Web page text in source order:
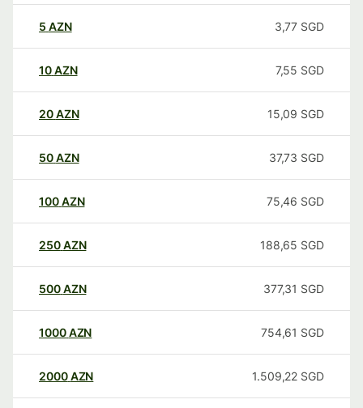
5 AZN 3,77 SGD
10AZN 7,55 SGD
20AZN 15,09 SGD
50AZN 37,73 SGD
100AZN 75,46 SGD
250AZN 188,65 SGD
500AZN 377,31 SGD
1000AZN 754,61 SGD
2000AZN 1.509,22 SGD